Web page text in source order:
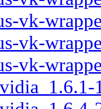
vk-
vk-
vk-